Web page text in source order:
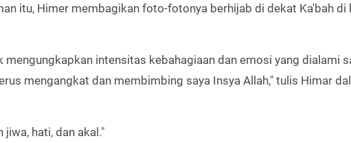
itu, Himer membagikan foto-fotonya berhijab di dekat Ka'bah di
intensitas kebahagiaan dan emosi yang dialami
mengangkat dan membimbing saya Insya Allah," tulis Himar
jiwa, hati, dan akal."